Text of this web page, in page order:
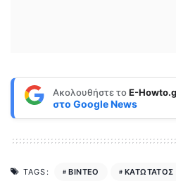
Ακολουθήστε τοE-
στο Google News
TAGS: ΒΙΝΤΕΟ ΚΑΤΩΤΑΤΟΣ